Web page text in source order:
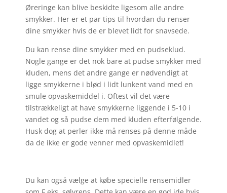
Øreringe kan blive beskidte ligesom alle andre
smykker. Her er et par tips til hvordan du renser
dine smykker hvis de er blevet lidt for snavsede.
Du kan rense dine smykker med en pudseklud.
Nogle gange er det nok bare at pudse smykker med
kluden, mens det andre gange er nødvendigt at
ligge smykkerne i blød i lidt lunkent vand med en
smule opvaskemiddel i. Oftest vil det være
tilstrækkeligt at have smykkerne liggende i 5-10 i
vandet og så pudse dem med kluden efterfølgende.
Husk dog at perler ikke må renses på denne måde
da de ikke er gode venner med opvaskemidlet!
Du kan også vælge at købe specielle rensemidler